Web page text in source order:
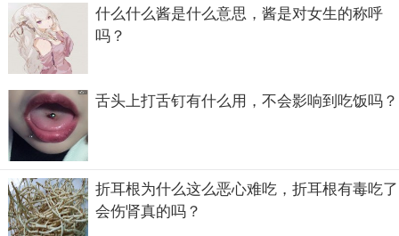
什么什么酱是什么意思，酱是对女生的称呼
吗？
舌头上打舌钉有什么用，不会影响到吃饭吗？
折耳根为什么这么恶心难吃，折耳根有毒吃了
会伤肾真的吗？